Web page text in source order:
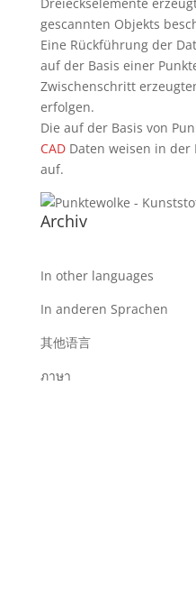
gescannten Objekts
Eine Rückführung der
auf der Basis einer
Zwischenschritt
erfolgen.
Die auf der Basis von
CADDaten weisen in der
auf.
Archiv
In other languages
In anderen Sprachen
其他语言
ภาษา